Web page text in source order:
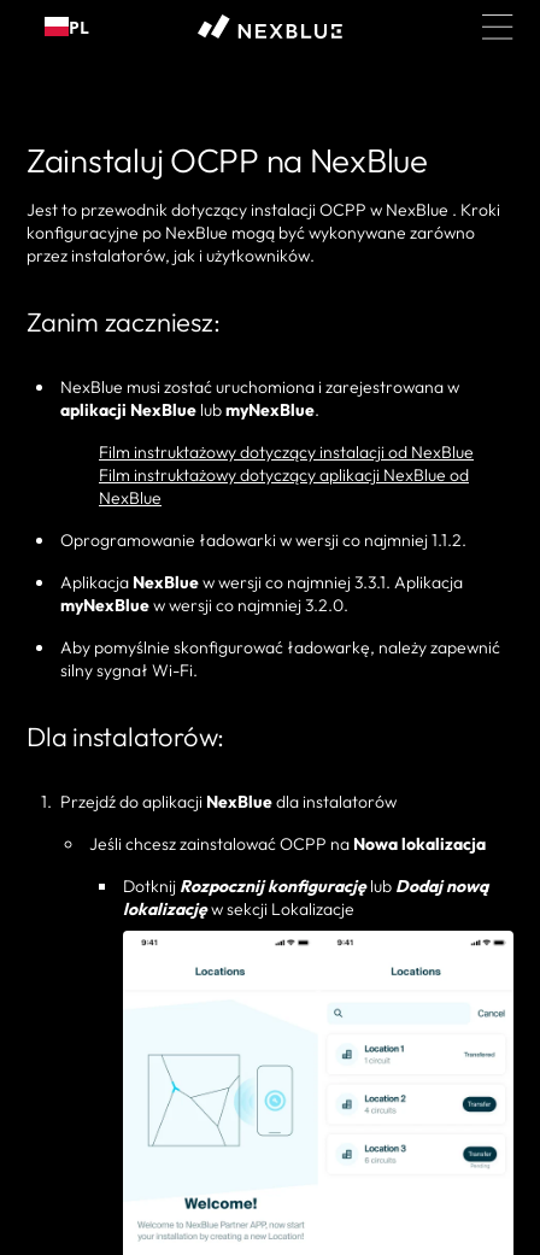
do
PL
Zainstaluj OCPP na NexBlue
Jest to przewodnik dotyczący instalacji OCPP w NexBlue . Kroki
konfiguracyjne po NexBlue mogą być wykonywane zarówno
przez instalatorów, jak i użytkowników.
Zanim zaczniesz:
NexBlue musi zostać uruchomiona i zarejestrowana w
aplikacji NexBlue lubmyNexBlue.
Film instruktażowy dotyczący instalacji od NexBlue
Film instruktażowy dotyczący aplikacji NexBlue od
NexBlue
Oprogramowanie ładowarki w wersji co najmniej 1.1.2.
Aplikacja NexBluew wersji co najmniej 3.3.1. Aplikacja
myNexBluew wersji co najmniej 3.2.0.
Aby pomyślnie skonfigurować ładowarkę, należy zapewnić
silny sygnał Wi-Fi.
Dla instalatorów:
Przejdź do aplikacji NexBluedla instalatorów
Jeśli chcesz zainstalować OCPP na Nowa lokalizacja
Dotknij Rozpocznij konfiguracjęlub Dodaj nową
lokalizacjęw sekcji Lokalizacje